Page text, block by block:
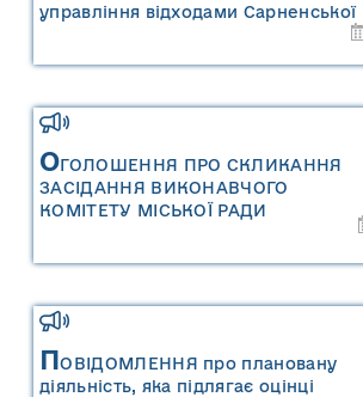
управління відходами Сарненської
міської територіальної громади» та
управління відходами Сарненської
міської територіальної громади»
ОГОЛОШЕННЯ ПРО СКЛИКАННЯ
ЗАСІДАННЯ ВИКОНАВЧОГО
КОМІТЕТУ МІСЬКОЇ РАДИ
ПОВІДОМЛЕННЯ про плановану
діяльність, яка підлягає оцінці